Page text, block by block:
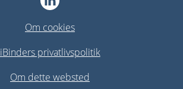
Om cookies
iBinders privatlivspolitik
Om dette websted